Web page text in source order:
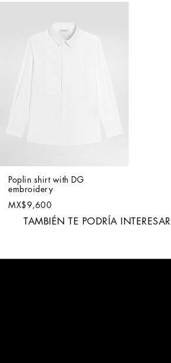
Poplin shirt with DG
embroidery
MX$9,600
TAMBIÉN TE PODRÍA INTERESAR